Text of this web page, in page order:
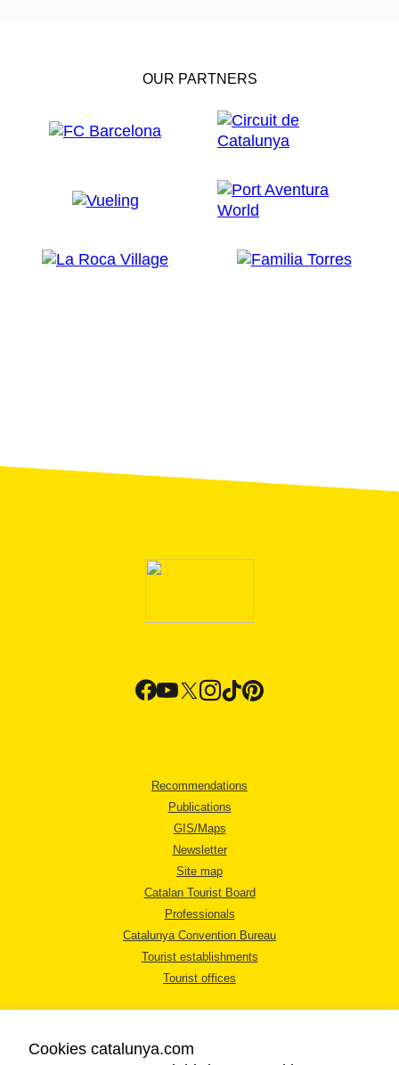
OUR PARTNERS
Recommendations
Publications
GIS/Maps
Newsletter
Site map
Catalan Tourist Board
Professionals
Catalunya Convention Bureau
Tourist establishments
Tourist offices
Cookies catalunya.com